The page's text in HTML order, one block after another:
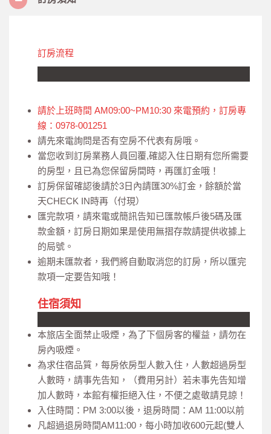
訂房流程
請於上班時間 AM09:00~PM10:30 來電預約，訂房專
線：0978-001251
請先來電詢問是否有空房不代表有房哦。
當您收到訂房業務人員回覆,確認入住日期有您所需要
的房型，且已為您保留房間時，再匯訂金哦！
訂房保留確認後請於3日內請匯30%訂金，餘額於當
天CHECK IN時再（付現）
匯完款項，請來電或簡訊告知已匯款帳戶後5碼及匯
款金額，訂房日期如果是使用無摺存款請提供收據上
的局號。
逾期未匯款者，我們將自動取消您的訂房，所以匯完
款項一定要告知哦！
住宿須知
本旅店全面禁止吸煙，為了下個房客的權益，請勿在
房內吸煙。
為求住宿品質，每房依房型人數入住，人數超過房型
人數時，請事先告知，（費用另計）若未事先告知增
加人數時，本館有權拒絕入住，不便之處敬請見諒！
入住時間：PM 3:00以後，退房時間：AM 11:00以前
凡超過退房時間AM11:00，每小時加收600元起(雙人